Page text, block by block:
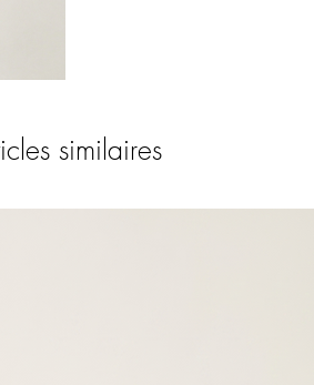
similaires